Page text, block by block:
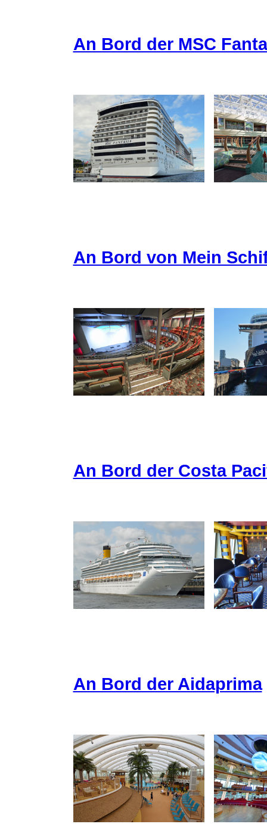
An Bord der MSC
An Bord von Mein
An Bord der Costa
An Bord der Aidaprima